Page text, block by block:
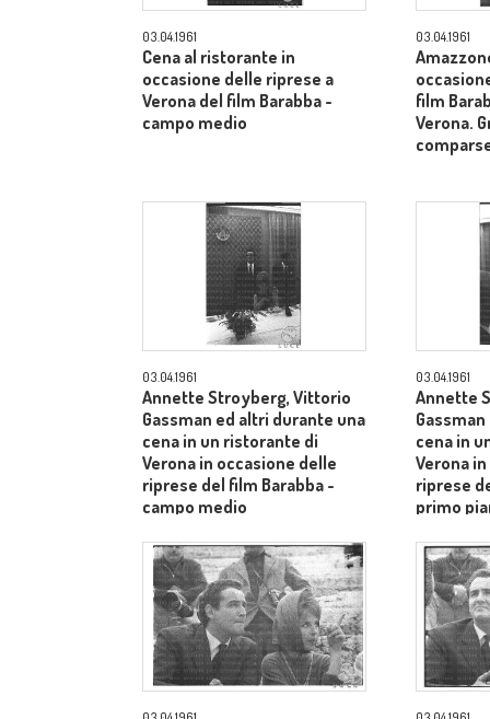
03.04.1961
Cena al ristorante in
occasione delle riprese a
Verona del film Barabba -
campo medio
03.04.1961
film
Verona.
03.04.1961
Annette Stroyberg, Vittorio
Gassman ed altri durante una
cena in un ristorante di
Verona in occasione delle
riprese del film Barabba -
campo medio
03.04.1961
Annette
cena in
Verona
riprese
primo